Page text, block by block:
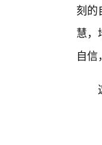
刻的
慧，
自信